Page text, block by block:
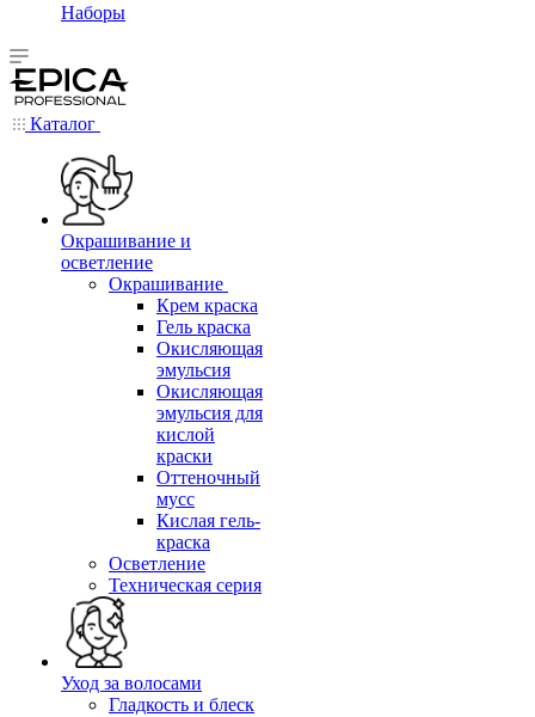
Наборы
Каталог
Окрашивание и
осветление
Окрашивание
Крем краска
Гель краска
Окисляющая
эмульсия
Окисляющая
эмульсия для
кислой
краски
Оттеночный
мусс
Кислая гель-
краска
Осветление
Техническая серия
Уход за волосами
Гладкость и блеск